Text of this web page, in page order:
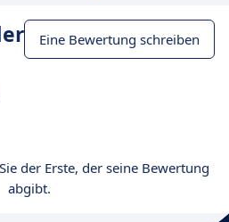
Eine Bewertung schreiben
der Erste, der seine Bewertung
abgibt.